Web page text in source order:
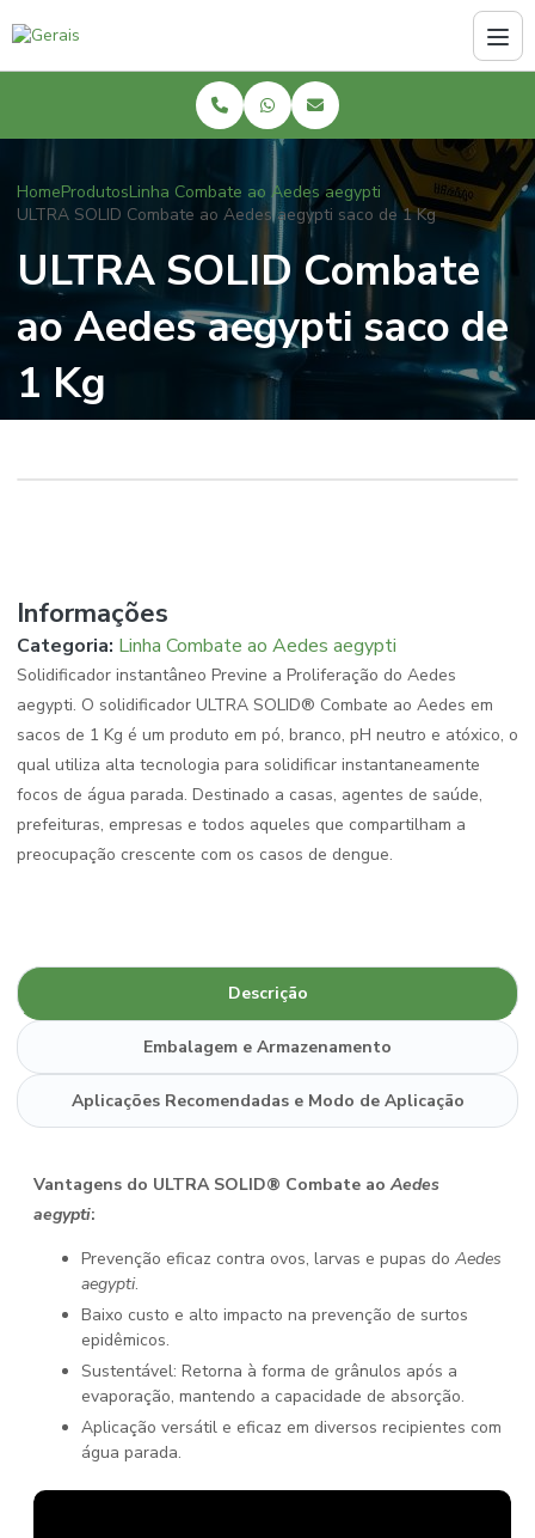
HomeProdutosLinha Combate ao Aedes aegypti
ULTRA SOLID Combate ao Aedes aegypti saco de 1 Kg
ULTRA SOLID Combate
ao Aedes aegypti saco de
1 Kg
Informações
Categoria: Linha Combate ao Aedes aegypti
Solidificador instantâneo Previne a Proliferação do Aedes
aegypti. O solidificador ULTRA SOLID® Combate ao Aedes em
sacos de 1 Kg é um produto em pó, branco, pH neutro e atóxico, o
qual utiliza alta tecnologia para solidificar instantaneamente
focos de água parada. Destinado a casas, agentes de saúde,
prefeituras, empresas e todos aqueles que compartilham a
preocupação crescente com os casos de dengue.
Descrição
Embalagem e Armazenamento
Aplicações Recomendadas e Modo de Aplicação
Vantagens do ULTRA SOLID® Combate aoAedes
aegypti:
Prevenção eficaz contra ovos, larvas e pupas do Aedes
aegypti.
Baixo custo e alto impacto na prevenção de surtos
epidêmicos.
Sustentável: Retorna à forma de grânulos após a
evaporação, mantendo a capacidade de absorção.
Aplicação versátil e eficaz em diversos recipientes com
água parada.